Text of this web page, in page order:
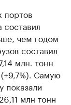
портов
чем годом
составил
млн. тонн
Самую
показали
млн тонн